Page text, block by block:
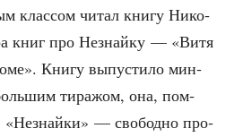
клас­сом читал кни­гу Нико­
книг про Незнай­ку — «Витя
Кни­гу выпу­сти­ло мин­
тира­жом, она, пом­
— сво­бод­но про­